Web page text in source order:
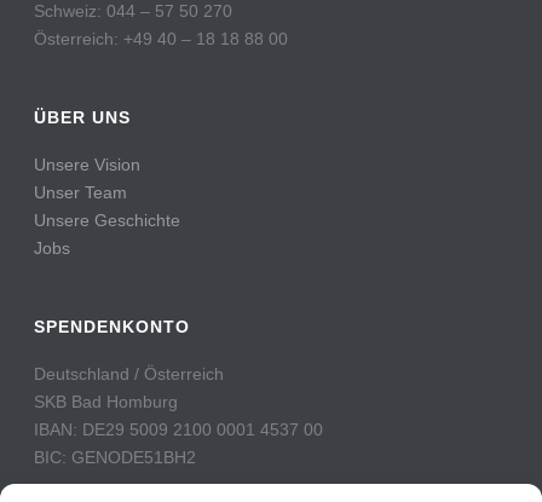
Schweiz: 044 – 57 50 270
Österreich: +49 40 – 18 18 88 00
ÜBER UNS
Unsere Vision
Unser Team
Unsere Geschichte
Jobs
SPENDENKONTO
Deutschland / Österreich
SKB Bad Homburg
IBAN: DE29 5009 2100 0001 4537 00
BIC: GENODE51BH2